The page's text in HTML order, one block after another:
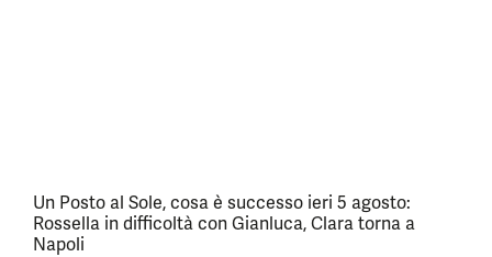
Un Posto al Sole, cosa è successo ieri 5 agosto:
Rossella in difficoltà con Gianluca, Clara torna a
Napoli